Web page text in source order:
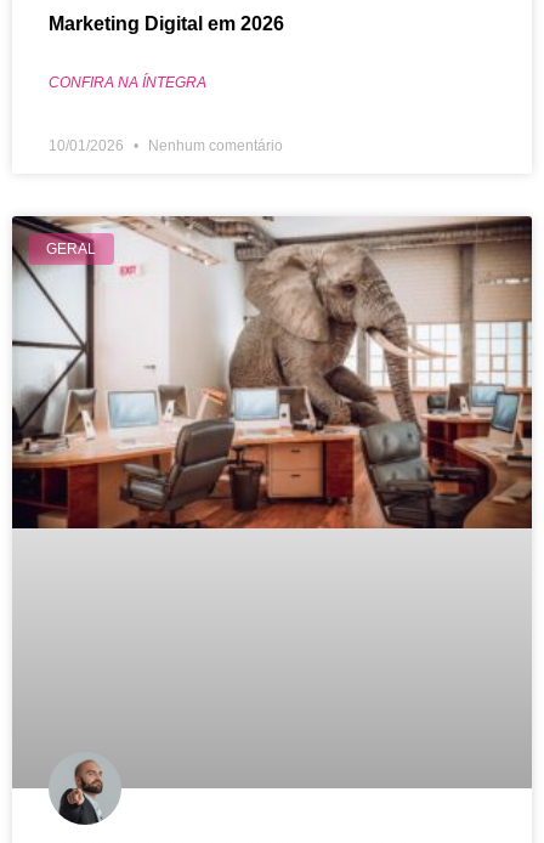
Marketing Digital em 2026
CONFIRA NA ÍNTEGRA
10/01/2026 Nenhum comentário
GERAL